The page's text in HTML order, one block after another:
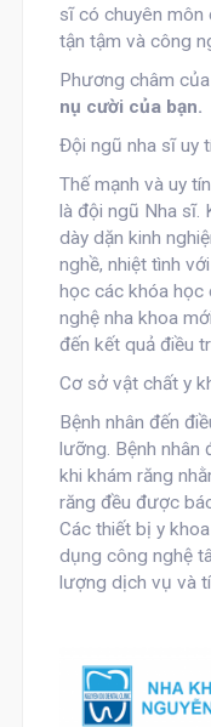
sĩ có chuyên môn
tận tậm và công
Phương châm
nụ cười của bạn.
Đội ngũ nha sĩ uy
Thế mạnh và uy
là đội ngũ Nha sĩ.
dày dặn kinh
nghề, nhiệt tình
học các khóa học
nghệ nha khoa
đến kết quả điều
Cơ sở vật chất y
Bệnh nhân đến
lưỡng. Bệnh
khi khám răng
răng đều được
Các thiết bị y
dụng công nghệ
lượng dịch vụ và